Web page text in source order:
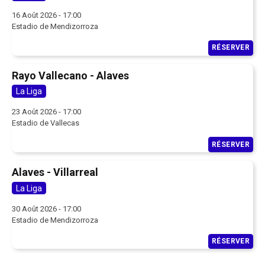
16 Août 2026 - 17:00
Estadio de Mendizorroza
RÉSERVER
Rayo Vallecano - Alaves
La Liga
23 Août 2026 - 17:00
Estadio de Vallecas
RÉSERVER
Alaves - Villarreal
La Liga
30 Août 2026 - 17:00
Estadio de Mendizorroza
RÉSERVER